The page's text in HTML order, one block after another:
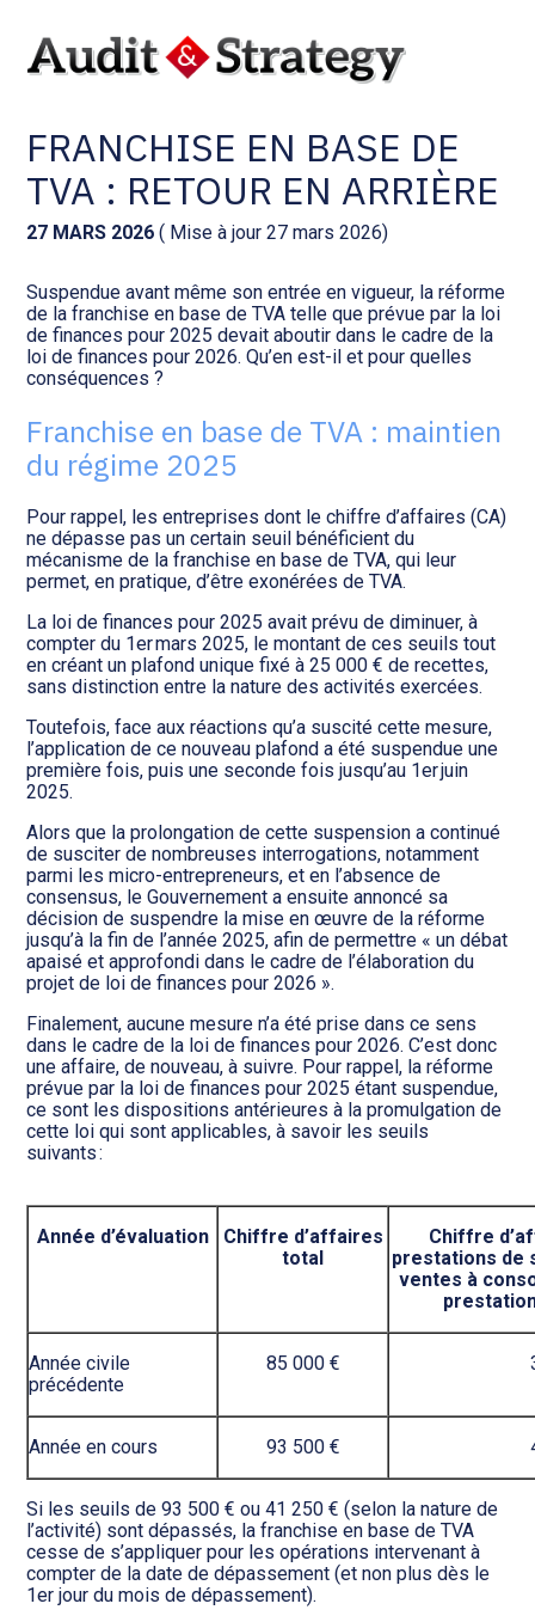
Aller
Comptabilité et conseil
Social et ressources humaines
Assistance juridique
Audit légal
Procédures collectives
Transition numérique
Gestion des documents : ISuite
Tenue de votre comptabilité :
ACD
Facturation et pilotage :
Facturation et pilotage : MEG
Analyse et tableau de bord :
Gérer vos ressources
FRANCHISE EN BASE DE
TVA : RETOUR EN ARRIÈRE
27 MARS 2026 ( Mise à jour 27 mars 2026)
Suspendue avant même son entrée en vigueur, la réforme
de la franchise en base de TVA telle que prévue par la loi
de finances pour 2025 devait aboutir dans le cadre de la
loi de finances pour 2026. Qu’en est-il et pour quelles
conséquences ?
Franchise en base de TVA : maintien
du régime 2025
Pour rappel, les entreprises dont le chiffre d’affaires (CA)
ne dépasse pas un certain seuil bénéficient du
mécanisme de la franchise en base de TVA, qui leur
permet, en pratique, d’être exonérées de TVA.
La loi de finances pour 2025 avait prévu de diminuer, à
compter du 1er mars 2025, le montant de ces seuils tout
en créant un plafond unique fixé à 25 000 € de recettes,
sans distinction entre la nature des activités exercées.
Toutefois, face aux réactions qu’a suscité cette mesure,
l’application de ce nouveau plafond a été suspendue une
première fois, puis une seconde fois jusqu’au 1er juin
2025.
Alors que la prolongation de cette suspension a continué
de susciter de nombreuses interrogations, notamment
parmi les micro-entrepreneurs, et en l’absence de
consensus, le Gouvernement a ensuite annoncé sa
décision de suspendre la mise en œuvre de la réforme
jusqu’à la fin de l’année 2025, afin de permettre « un débat
apaisé et approfondi dans le cadre de l’élaboration du
projet de loi de finances pour 2026 ».
Finalement, aucune mesure n’a été prise dans ce sens
dans le cadre de la loi de finances pour 2026. C’est donc
une affaire, de nouveau, à suivre. Pour rappel, la réforme
prévue par la loi de finances pour 2025 étant suspendue,
ce sont les dispositions antérieures à la promulgation de
cette loi qui sont applicables, à savoir les seuils
suivants :
Année d’évaluation
Chiffre d’affaires
total
Chiffre
prestations de
ventes à
Année civile
précédente
85 000 €
Année en cours 93 500 €
Si les seuils de 93 500 € ou 41 250 € (selon la nature de
l’activité) sont dépassés, la franchise en base de TVA
cesse de s’appliquer pour les opérations intervenant à
compter de la date de dépassement (et non plus dès le
1er jour du mois de dépassement).